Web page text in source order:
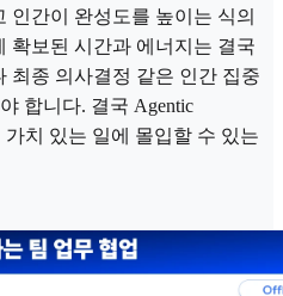
인간이 완성도를 높이는 식의
확보된 시간과 에너지는 결국
최종 의사결정 같은 인간 집중
합니다. 결국 Agentic
치 있는 일에 몰입할 수 있는